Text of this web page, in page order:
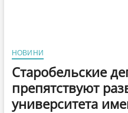
НОВИНИ
Старобельские
препятствуют
университета